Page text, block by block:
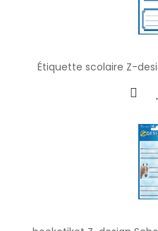
Étiquette scolaire Z-